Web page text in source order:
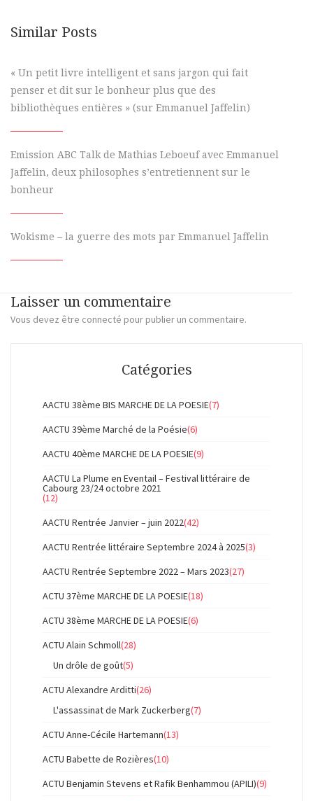
Similar Posts
« Un petit livre intelligent et sans jargon qui fait
penser et dit sur le bonheur plus que des
bibliothèques entières » (sur Emmanuel Jaffelin)
Emission ABC Talk de Mathias Leboeuf avec Emmanuel
Jaffelin, deux philosophes s’entretiennent sur le
bonheur
Wokisme – la guerre des mots par Emmanuel Jaffelin
Laisser un commentaire
Vous devez être connecté pour publier un commentaire.
Catégories
AACTU 38ème BIS MARCHE DE LA POESIE(7)
AACTU 39ème Marché de la Poésie(6)
AACTU 40ème MARCHE DE LA POESIE(9)
AACTU La Plume en Eventail – Festival littéraire de
Cabourg 23/24 octobre 2021
(12)
AACTU Rentrée Janvier – juin 2022(42)
AACTU Rentrée littéraire Septembre 2024 à 2025(3)
AACTU Rentrée Septembre 2022 – Mars 2023(27)
ACTU 37ème MARCHE DE LA POESIE(18)
ACTU 38ème MARCHE DE LA POESIE(6)
ACTU Alain Schmoll(28)
Un drôle de goût(5)
ACTU Alexandre Arditti(26)
L'assassinat de Mark Zuckerberg(7)
ACTU Anne-Cécile Hartemann(13)
ACTU Babette de Rozières(10)
ACTU Benjamin Stevens et Rafik Benhammou (APILI)(9)